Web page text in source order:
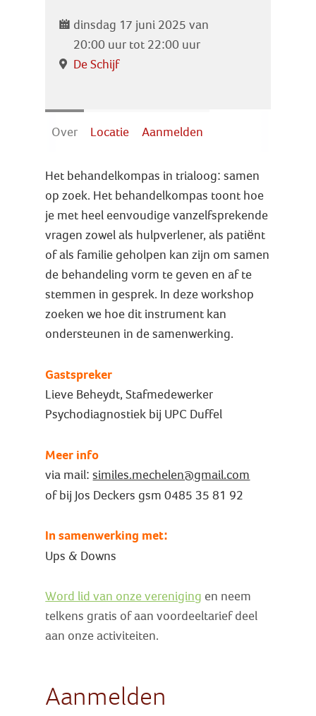
dinsdag 17 juni 2025 van
20:00 uur tot 22:00 uur
De Schijf
Over Locatie Aanmelden
Het behandelkompas in trialoog: samen
op zoek. Het behandelkompas toont hoe
je met heel eenvoudige vanzelfsprekende
vragen zowel als hulpverlener, als patiënt
of als familie geholpen kan zijn om samen
de behandeling vorm te geven en af te
stemmen in gesprek. In deze workshop
zoeken we hoe dit instrument kan
ondersteunen in de samenwerking.
Gastspreker
Lieve Beheydt, Stafmedewerker
Psychodiagnostiek bij UPC Duffel
Meer info
via mail:similes.mechelen@gmail.com
of bij Jos Deckers gsm 0485 35 81 92
In samenwerking met:
Ups & Downs
Word lid van onze vereniging en neem
telkens gratis of aan voordeeltarief deel
aan onze activiteiten.
Aanmelden